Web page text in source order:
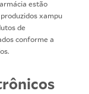
estão
xampu
de
conforme a